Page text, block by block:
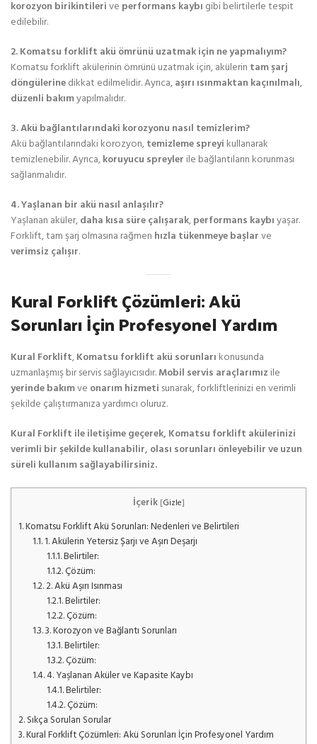
korozyon birikintilerive performans kaybı gibi belirtilerle tespit
edilebilir.
2. Komatsu forklift akü ömrünü uzatmak için ne yapmalıyım?
Komatsu forklift akülerinin ömrünü uzatmak için, akülerin tam şarj
döngülerinedikkat edilmelidir. Ayrıca,aşırı ısınmaktan kaçınılmalı,
düzenli bakımyapılmalıdır.
3. Akü bağlantılarındaki korozyonu nasıl temizlerim?
Akü bağlantılarındaki korozyon,temizleme spreyi kullanarak
temizlenebilir. Ayrıca,koruyucu spreyler ile bağlantıların korunması
sağlanmalıdır.
4. Yaşlanan bir akü nasıl anlaşılır?
Yaşlanan aküler,daha kısa süre çalışarak,performans kaybıyaşar.
Forklift, tam şarj olmasına rağmen hızla tükenmeye başlarve
verimsiz çalışır.
Kural Forklift Çözümleri: Akü
Sorunları İçin Profesyonel Yardım
Kural Forklift,Komatsu forklift akü sorunları konusunda
uzmanlaşmış bir servis sağlayıcısıdır.Mobil servis araçlarımız ile
yerinde bakımve onarım hizmeti sunarak, forkliftlerinizi en verimli
şekilde çalıştırmanıza yardımcı oluruz.
Kural Forklift ile iletişime geçerek, Komatsu forklift akülerinizi
verimli bir şekilde kullanabilir, olası sorunları önleyebilir ve uzun
süreli kullanım sağlayabilirsiniz.
İçerik [Gizle]
1.Komatsu Forklift Akü Sorunları: Nedenleri ve Belirtileri
1.1.1. Akülerin Yetersiz Şarjı ve Aşırı Deşarjı
1.1.1.Belirtiler:
1.1.2.Çözüm:
1.2.2. Akü Aşırı Isınması
1.2.1.Belirtiler:
1.2.2.Çözüm:
1.3.3. Korozyon ve Bağlantı Sorunları
1.3.1.Belirtiler:
1.3.2.Çözüm:
1.4.4. Yaşlanan Aküler ve Kapasite Kaybı
1.4.1.Belirtiler:
1.4.2.Çözüm:
2.Sıkça Sorulan Sorular
3.Kural Forklift Çözümleri: Akü Sorunları İçin Profesyonel Yardım